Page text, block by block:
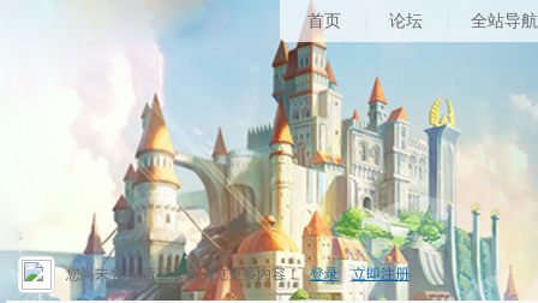
首页 论坛 全站导航
您尚未登录,请登录后浏览更多内容！ 登录 立即注册